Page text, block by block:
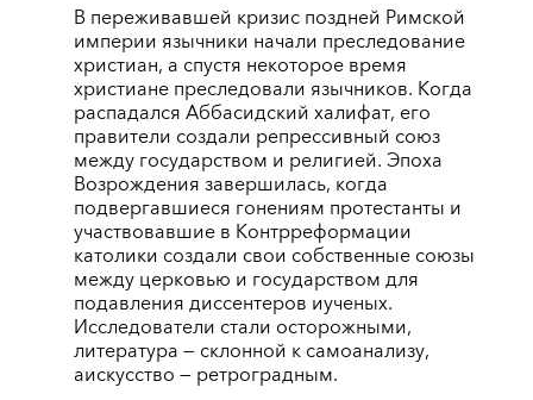
В переживавшей кризис поздней Римской
империи язычники начали преследование
христиан, а спустя некоторое время
христиане преследовали язычников. Когда
распадался Аббасидский халифат, его
правители создали репрессивный союз
между государством и религией. Эпоха
Возрождения завершилась, когда
подвергавшиеся гонениям протестанты и
участвовавшие в Контрреформации
католики создали свои собственные союзы
между церковью и государством для
подавления диссентеров иученых.
Исследователи стали осторожными,
литература — склонной к самоанализу,
аискусство — ретроградным.